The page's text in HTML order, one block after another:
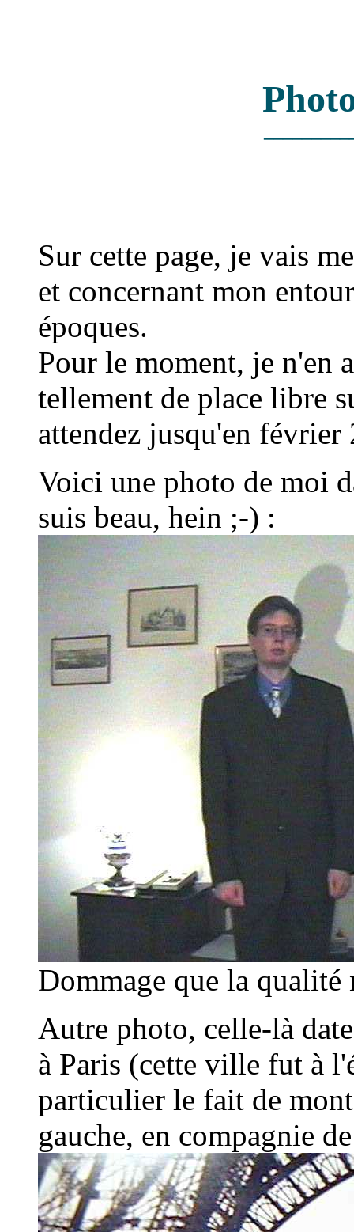
Sur cette page, je vais
et concernant mon
époques.
Pour le moment, je n'en
tellement de place libre
attendez jusqu'en février
Voici une photo de moi
suis beau, hein ;-) :
Dommage que la
Autre photo, celle-là
à Paris (cette ville fut à
particulier le fait de
gauche, en compagnie